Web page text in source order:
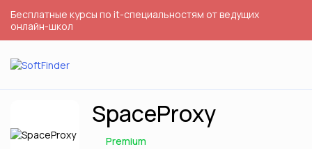
Бесплатные курсы по it-специальностям от ведущих
онлайн-школ
SpaceProxy
Premium